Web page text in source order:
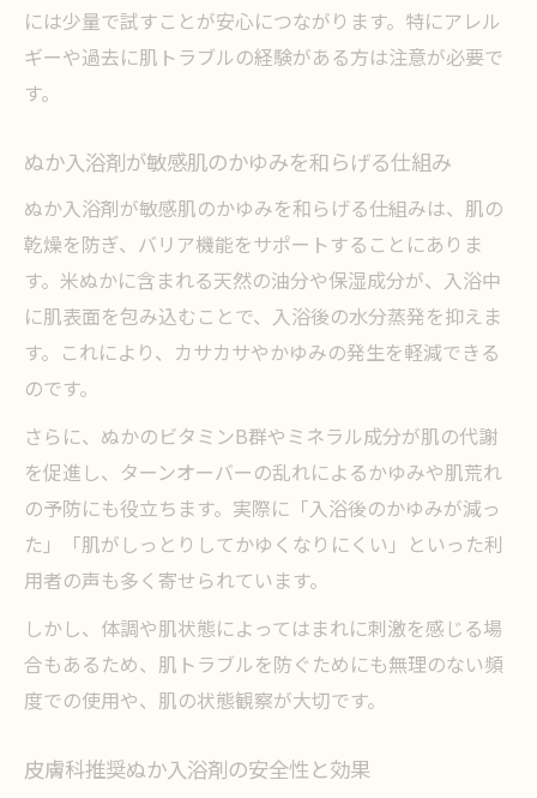
には少量で試すことが安心につながります。特にアレル
ギーや過去に肌トラブルの経験がある方は注意が必要で
す。
ぬか入浴剤が敏感肌のかゆみを和らげる仕組み
ぬか入浴剤が敏感肌のかゆみを和らげる仕組みは、肌の
乾燥を防ぎ、バリア機能をサポートすることにありま
す。米ぬかに含まれる天然の油分や保湿成分が、入浴中
に肌表面を包み込むことで、入浴後の水分蒸発を抑えま
す。これにより、カサカサやかゆみの発生を軽減できる
のです。
さらに、ぬかのビタミンB群やミネラル成分が肌の代謝
を促進し、ターンオーバーの乱れによるかゆみや肌荒れ
の予防にも役立ちます。実際に「入浴後のかゆみが減っ
た」「肌がしっとりしてかゆくなりにくい」といった利
用者の声も多く寄せられています。
しかし、体調や肌状態によってはまれに刺激を感じる場
合もあるため、肌トラブルを防ぐためにも無理のない頻
度での使用や、肌の状態観察が大切です。
皮膚科推奨ぬか入浴剤の安全性と効果